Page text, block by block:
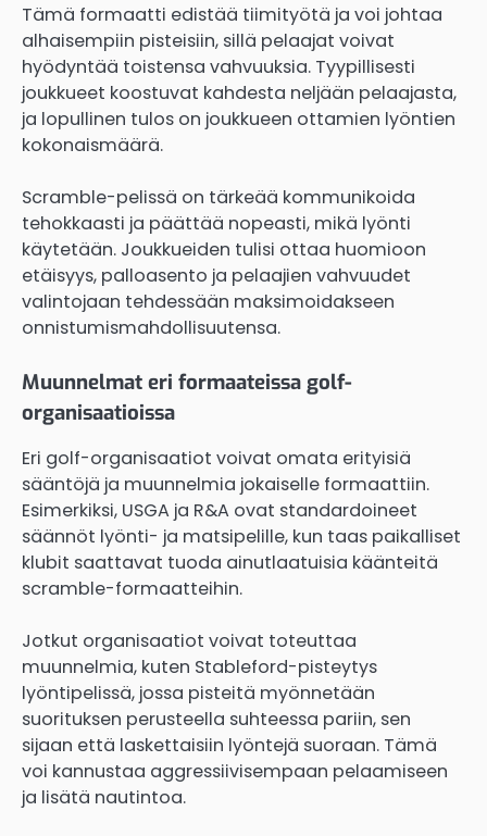
Tämä formaatti edistää tiimityötä ja voi johtaa
alhaisempiin pisteisiin, sillä pelaajat voivat
hyödyntää toistensa vahvuuksia. Tyypillisesti
joukkueet koostuvat kahdesta neljään pelaajasta,
ja lopullinen tulos on joukkueen ottamien lyöntien
kokonaismäärä.
Scramble-pelissä on tärkeää kommunikoida
tehokkaasti ja päättää nopeasti, mikä lyönti
käytetään. Joukkueiden tulisi ottaa huomioon
etäisyys, palloasento ja pelaajien vahvuudet
valintojaan tehdessään maksimoidakseen
onnistumismahdollisuutensa.
Muunnelmat eri formaateissa golf-
organisaatioissa
Eri golf-organisaatiot voivat omata erityisiä
sääntöjä ja muunnelmia jokaiselle formaattiin.
Esimerkiksi, USGA ja R&A ovat standardoineet
säännöt lyönti- ja matsipelille, kun taas paikalliset
klubit saattavat tuoda ainutlaatuisia käänteitä
scramble-formaatteihin.
Jotkut organisaatiot voivat toteuttaa
muunnelmia, kuten Stableford-pisteytys
lyöntipelissä, jossa pisteitä myönnetään
suorituksen perusteella suhteessa pariin, sen
sijaan että laskettaisiin lyöntejä suoraan. Tämä
voi kannustaa aggressiivisempaan pelaamiseen
ja lisätä nautintoa.